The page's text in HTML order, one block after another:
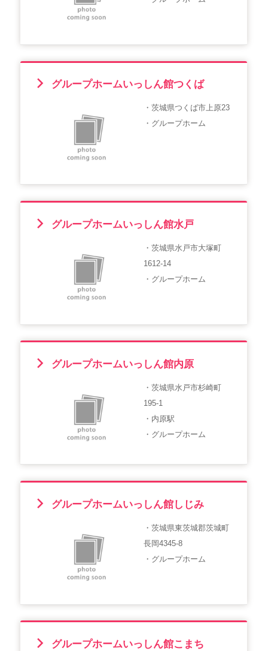
グループホームいっしん館つくば
・茨城県つくば市上原23
・グループホーム
グループホームいっしん館水戸
・茨城県水戸市大塚町
1612-14
・グループホーム
グループホームいっしん館内原
・茨城県水戸市杉崎町
195-1
・内原駅
・グループホーム
グループホームいっしん館しじみ
・茨城県東茨城郡茨城町
長岡4345-8
・グループホーム
グループホームいっしん館こまち